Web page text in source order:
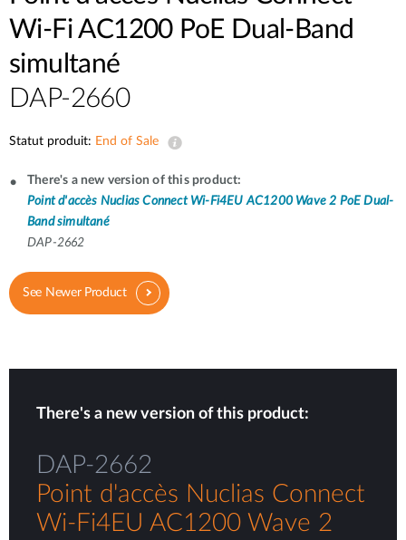
Wi-Fi AC1200 PoE Dual-Band
simultané
DAP-2660
Statut produit: End of Sale
There's a new version of this product:
Point d'accès Nuclias Connect Wi-Fi4EU AC1200 Wave 2 PoE Dual-
Band simultané
DAP-2662
See Newer Product
There's a new version of this product:
DAP-2662
Point d'accès Nuclias Connect
Wi-Fi4EU AC1200 Wave 2